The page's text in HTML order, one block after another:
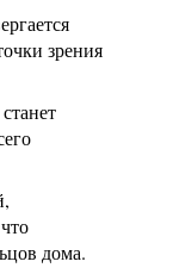
зрения
дома.